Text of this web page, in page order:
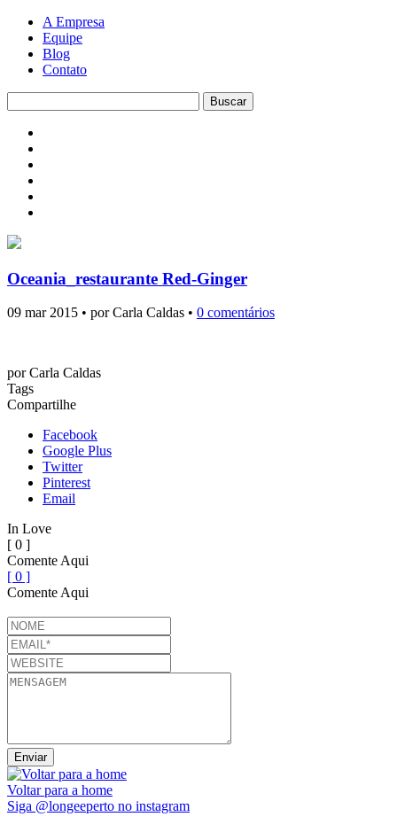
A Empresa
Equipe
Blog
Contato
Oceania_restaurante Red-Ginger
09 mar 2015 • por Carla Caldas • 0 comentários
porCarla Caldas
Tags
Compartilhe
Facebook
Google Plus
Twitter
Pinterest
Email
In Love
[ 0 ]
Comente Aqui
[ 0 ]
Comente Aqui
Voltar para a home
Siga @longeeperto no instagram